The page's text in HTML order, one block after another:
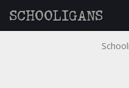
SCHOOLIGANS